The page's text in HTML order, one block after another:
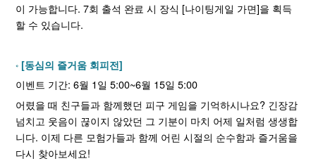
이 가능합니다. 7회 출석 완료 시 장식 [나이팅게일 가면]을 획득
할 수 있습니다.
[동심의 즐거움 회피전]
이벤트 기간: 6월 1일 5:00~6월 15일 5:00
어렸을 때 친구들과 함께했던 피구 게임을 기억하시나요? 긴장감
넘치고 웃음이 끊이지 않았던 그 기분이 마치 어제 일처럼 생생합
니다. 이제 다른 모험가들과 함께 어린 시절의 순수함과 즐거움을
다시 찾아보세요!